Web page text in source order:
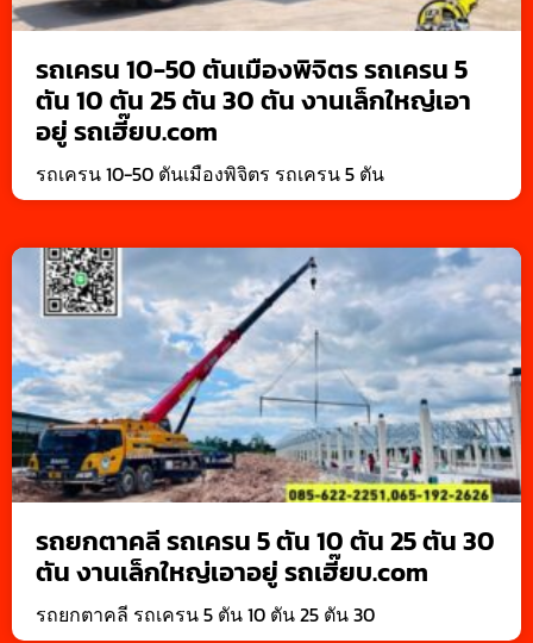
รถเครน 10-50 ตันเมืองพิจิตร รถเครน 5
ตัน 10 ตัน 25 ตัน 30 ตัน งานเล็กใหญ่เอา
อยู่ รถเฮี๊ยบ.com
รถเครน 10-50 ตันเมืองพิจิตร รถเครน 5 ตัน
รถยกตาคลี รถเครน 5 ตัน 10 ตัน 25 ตัน 30
ตัน งานเล็กใหญ่เอาอยู่ รถเฮี๊ยบ.com
รถยกตาคลี รถเครน 5 ตัน 10 ตัน 25 ตัน 30